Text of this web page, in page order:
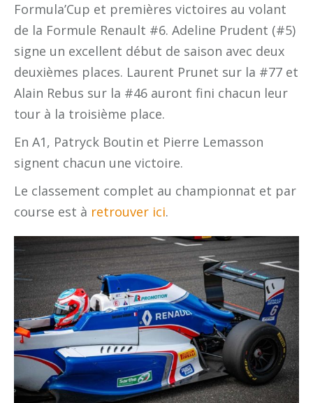
Formula’Cup et premières victoires au volant
de la Formule Renault #6. Adeline Prudent (#5)
signe un excellent début de saison avec deux
deuxièmes places. Laurent Prunet sur la #77 et
Alain Rebus sur la #46 auront fini chacun leur
tour à la troisième place.
En A1, Patryck Boutin et Pierre Lemasson
signent chacun une victoire.
Le classement complet au championnat et par
course est à retrouver ici.